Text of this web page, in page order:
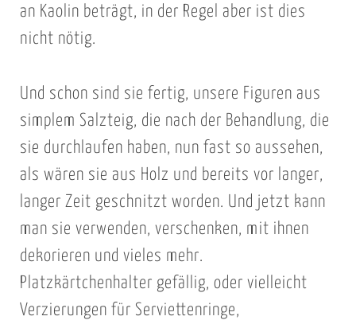
p
l
i
e
r
t
h
n
h
t
m
e
h
i
e
S
an Kaolin beträgt, in der Regel aber ist dies
nicht nötig.
Und schon sind sie fertig, unsere Figuren aus
simplem Salzteig, die nach der Behandlung, die
sie durchlaufen haben, nun fast so aussehen,
als wären sie aus Holz und bereits vor langer,
langer Zeit geschnitzt worden. Und jetzt kann
man sie verwenden, verschenken, mit ihnen
dekorieren und vieles mehr.
Platzkärtchenhalter gefällig, oder vielleicht
Verzierungen für Serviettenringe,